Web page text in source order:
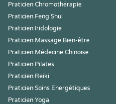
Praticien Chromothérapie
Praticien Feng Shui
Praticien Iridologie
Praticien Massage Bien-être
Praticien Médecine Chinoise
Praticien Pilates
Praticien Reiki
Praticien Soins Energétiques
Praticien Yoga